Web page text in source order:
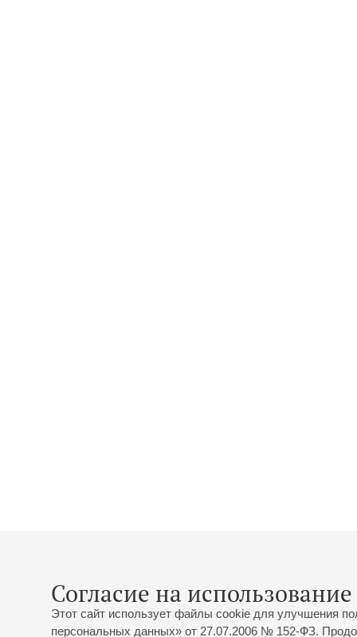
Согласие на
Этот сайт использует файлы cookie для улучшения
персональных данных» от 27.07.2006 № 152-ФЗ.